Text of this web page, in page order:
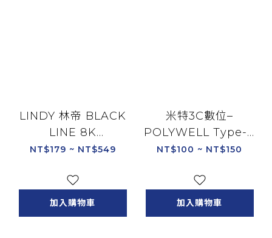
LINDY 林帝 BLACK
LINE 8K
HDMI(Type-A) 公to
0.5M/1M/2M/3M/5M
NT$179 ~ NT$549
加入購物車
米特3C數位–
POLYWELL Type-C
Lightning PD快充
PW15-W45-A242/2
米PW15-W45-A243
NT$100 ~ NT$150
加入購物車